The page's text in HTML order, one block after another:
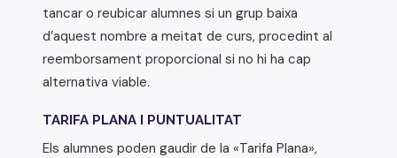
tancar o reubicar alumnes si un grup baixa
d’aquest nombre a meitat de curs, procedint al
reemborsament proporcional si no hi ha cap
alternativa viable.
TARIFA PLANA I PUNTUALITAT
Els alumnes poden gaudir de la «Tarifa Plana»,